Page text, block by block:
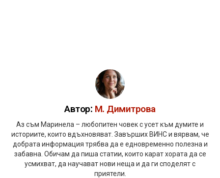
Автор: М. Димитрова
Аз съм Маринела – любопитен човек с усет към думите и
историите, които вдъхновяват. Завърших ВИНС и вярвам, че
добрата информация трябва да е едновременно полезна и
забавна. Обичам да пиша статии, които карат хората да се
усмихват, да научават нови неща и да ги споделят с
приятели.